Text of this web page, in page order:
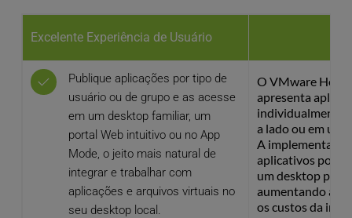
Excelente Experiência de Usuário
Publique aplicações por tipo de
usuário ou de grupo e as acesse
em um desktop familiar, um
portal Web intuitivo ou no App
Mode, o jeito mais natural de
integrar e trabalhar com
aplicações e arquivos virtuais no
seu desktop local.
O VMware
apresenta
individualmente
a lado ou em um
A
aplicativos por
um desktop
aumentando
os custos da